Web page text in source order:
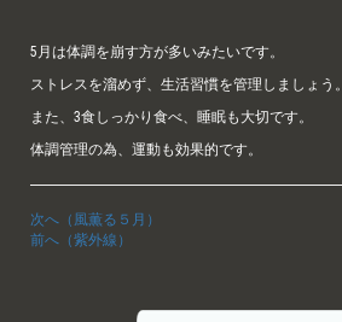
5月は体調を崩す方が多いみたいです。
ストレスを溜めず、生活習慣を管理しましょう。
また、3食しっかり食べ、睡眠も大切です。
体調管理の為、運動も効果的です。
次へ（風薫る５月）
前へ（紫外線）